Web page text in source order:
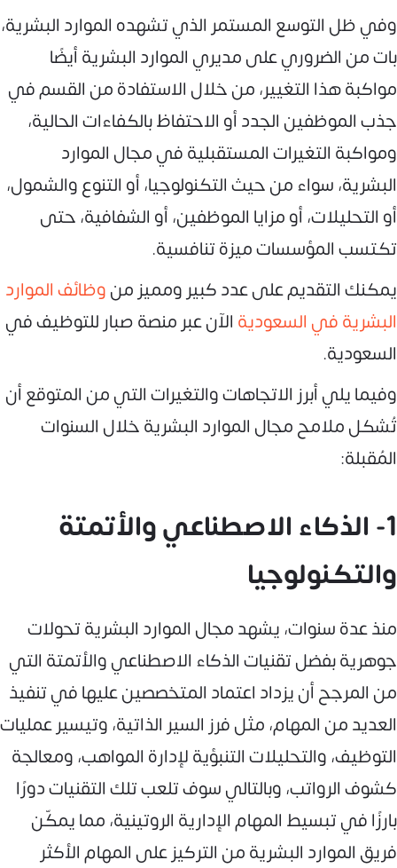
وفي ظل التوسع المستمر الذي تشهده الموارد البشرية،
بات من الضروري على مديري الموارد البشرية أيضًا
مواكبة هذا التغيير، من خلال الاستفادة من القسم في
جذب الموظفين الجدد أو الاحتفاظ بالكفاءات الحالية،
ومواكبة التغيرات المستقبلية في مجال الموارد
البشرية، سواء من حيث التكنولوجيا، أو التنوع والشمول،
أو التحليلات، أو مزايا الموظفين، أو الشفافية، حتى
تكتسب المؤسسات ميزة تنافسية.
يمكنك التقديم على عدد كبير ومميز منوظائف الموارد
البشرية في السعودية الآن عبر منصة صبار للتوظيف في
السعودية.
وفيما يلي أبرز الاتجاهات والتغيرات التي من المتوقع أن
تُشكل ملامح مجال الموارد البشرية خلال السنوات
المُقبلة:
1- الذكاء الاصطناعي والأتمتة
والتكنولوجيا
منذ عدة سنوات، يشهد مجال الموارد البشرية تحولات
جوهرية بفضل تقنيات الذكاء الاصطناعي والأتمتة التي
من المرجح أن يزداد اعتماد المتخصصين عليها في تنفيذ
العديد من المهام، مثل فرز السير الذاتية، وتيسير عمليات
التوظيف، والتحليلات التنبؤية لإدارة المواهب، ومعالجة
كشوف الرواتب، وبالتالي سوف تلعب تلك التقنيات دورًا
بارزًا في تبسيط المهام الإدارية الروتينية، مما يمكّن
فريق الموارد البشرية من التركيز على المهام الأكثر